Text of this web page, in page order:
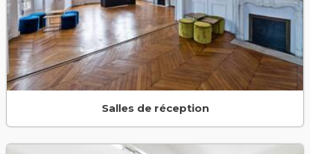
Salles de réception